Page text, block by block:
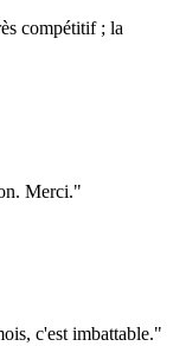
compétitif ; la
Merci."
c'est imbattable."